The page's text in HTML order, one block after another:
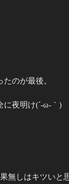
のが最後。
に夜明け(´-ω-｀)
無しはキツいと